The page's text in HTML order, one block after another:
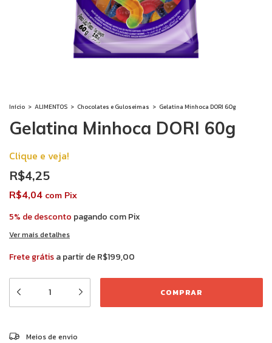
Início > ALIMENTOS > Chocolates e Guloseimas > Gelatina Minhoca DORI 60g
Gelatina Minhoca DORI 60g
Clique e veja!
R$4,25
R$4,04 com Pix
5% de desconto pagando com Pix
Ver mais detalhes
Frete grátisa partir deR$199,00
Entregas para o CEP:
Meios de envio